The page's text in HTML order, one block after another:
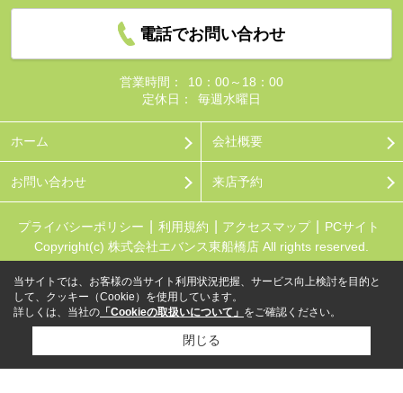
電話でお問い合わせ
営業時間：
10：00～18：00
定休日：
毎週水曜日
ホーム 会社概要
お問い合わせ 来店予約
プライバシーポリシー 利用規約 アクセスマップ
PCサイト
Copyright(c) 株式会社エバンス東船橋店 All rights reserved.
当サイトでは、お客様の当サイト利用状況把握、サービス向上検討を目的と
して、クッキー（Cookie）を使用しています。
詳しくは、当社の 「Cookieの取扱いについて」 をご確認ください。
閉じる